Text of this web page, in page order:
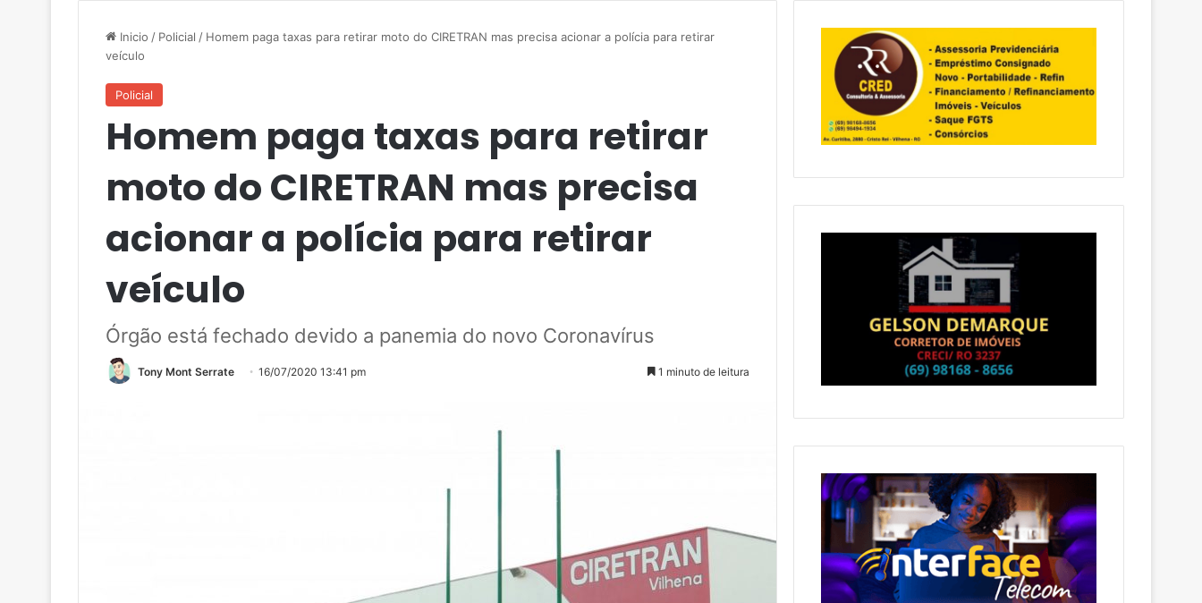
Inicio / Policial / Homem paga taxas para retirar moto do CIRETRAN mas precisa acionar a polícia para retirar
veículo
Policial
Homem paga taxas para retirar
moto do CIRETRAN mas precisa
acionar a polícia para retirar
veículo
Órgão está fechado devido a panemia do novo Coronavírus
Tony Mont Serrate 16/07/2020 13:41 pm 1 minuto de leitura